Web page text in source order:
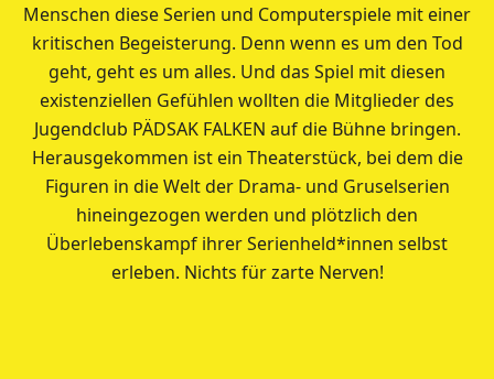
Menschen diese Serien und Computerspiele mit einer
kritischen Begeisterung. Denn wenn es um den Tod
geht, geht es um alles. Und das Spiel mit diesen
existenziellen Gefühlen wollten die Mitglieder des
Jugendclub PÄDSAK FALKEN auf die Bühne bringen.
Herausgekommen ist ein Theaterstück, bei dem die
Figuren in die Welt der Drama- und Gruselserien
hineingezogen werden und plötzlich den
Überlebenskampf ihrer Serienheld*innen selbst
erleben. Nichts für zarte Nerven!